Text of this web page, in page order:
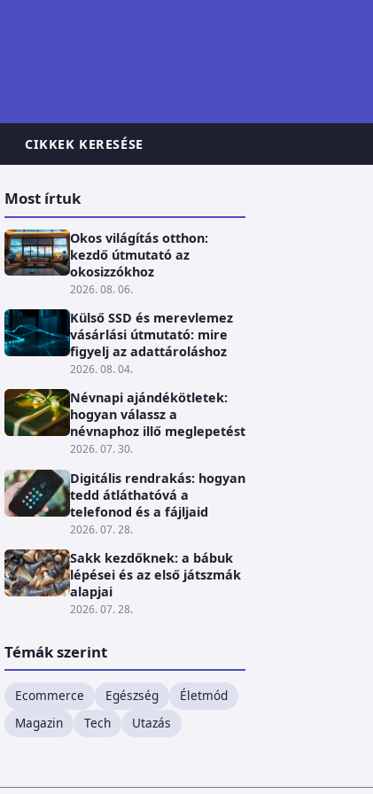
CIKKEK KERESÉSE
Most írtuk
Okos világítás otthon:
kezdő útmutató az
okosizzókhoz
2026. 08. 06.
Külső SSD és merevlemez
vásárlási útmutató: mire
figyelj az adattároláshoz
2026. 08. 04.
Névnapi ajándékötletek:
hogyan válassz a
névnaphoz illő meglepetést
2026. 07. 30.
Digitális rendrakás: hogyan
tedd átláthatóvá a
telefonod és a fájljaid
2026. 07. 28.
Sakk kezdőknek: a bábuk
lépései és az első játszmák
alapjai
2026. 07. 28.
Témák szerint
Ecommerce Egészség
Életmód
Magazin
Tech Utazás